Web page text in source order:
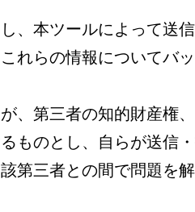
、本ツールによって送
れらの情報についてバ
、第三者の知的財産権
ものとし、自らが送信
第三者との間で問題を